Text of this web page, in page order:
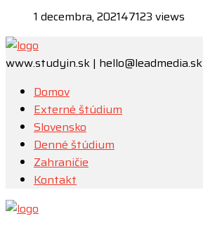
1 decembra, 202147123 views
www.studyin.sk | hello@leadmedia.sk
Domov
Externé štúdium
Slovensko
Denné štúdium
Zahraničie
Kontakt